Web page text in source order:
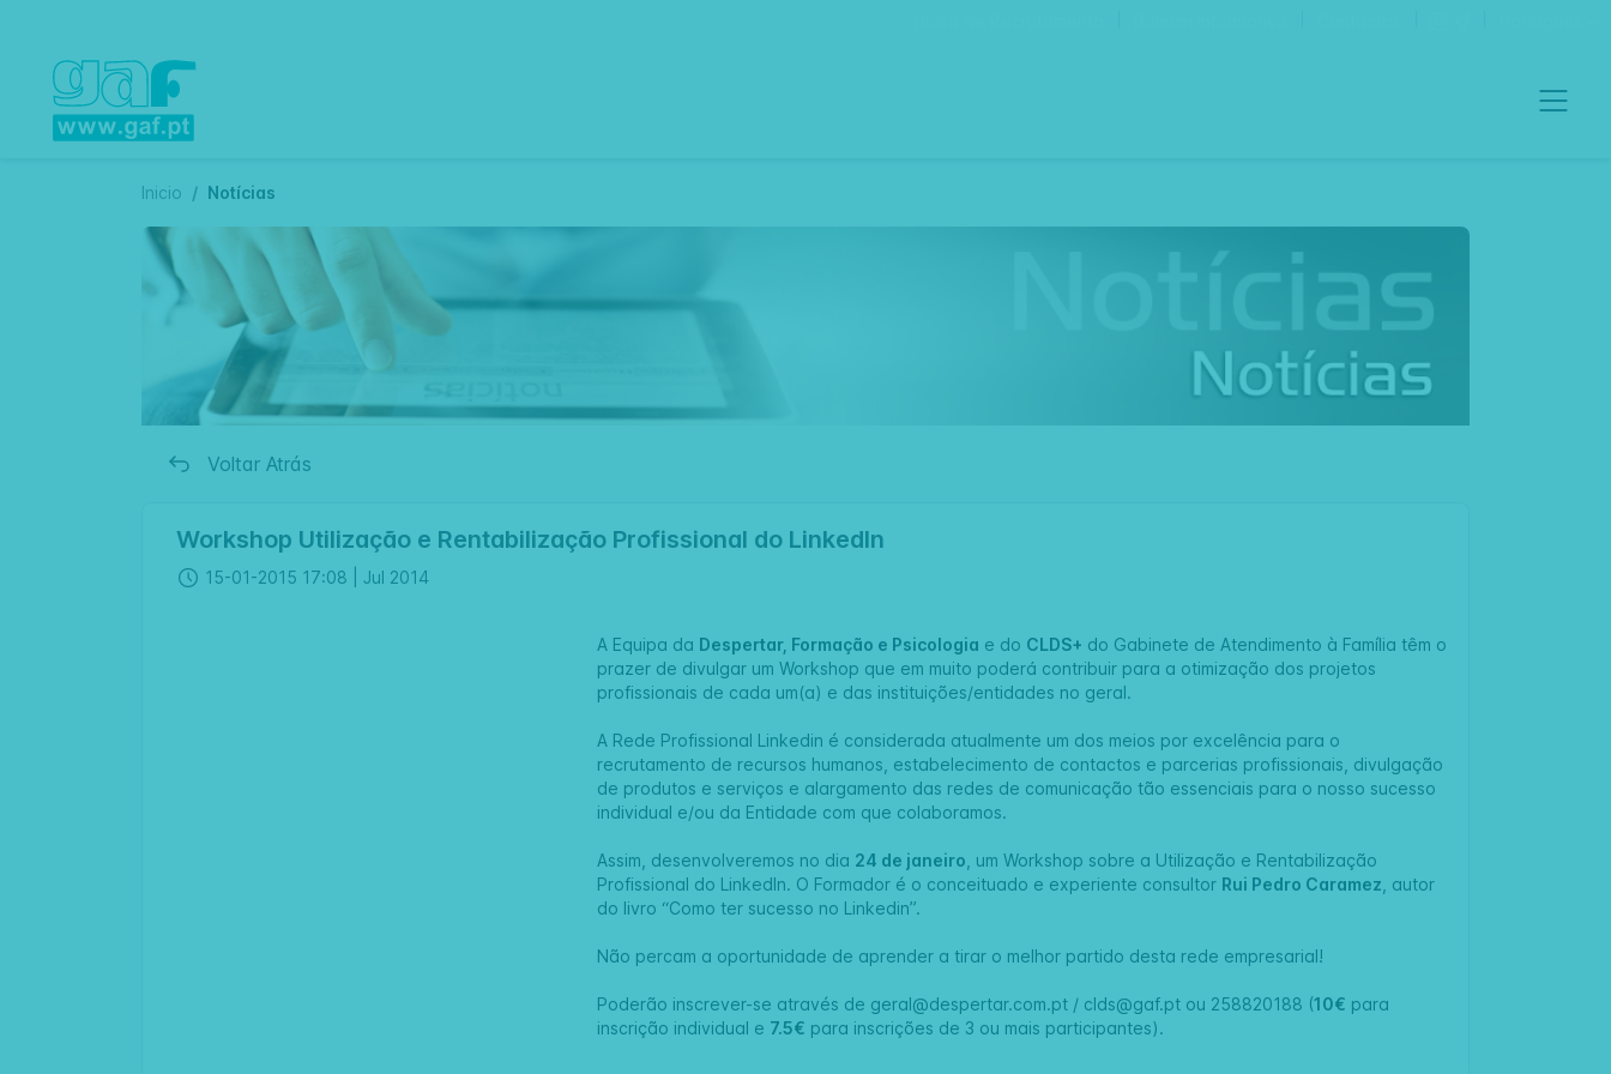
Inicio Notícias
Voltar Atrás
Workshop Utilização e Rentabilização Profissional do LinkedIn
15-01-2015 17:08 | Jul 2014
A Equipa da Despertar, Formação e Psicologia e do CLDS+ do Gabinete de Atendimento à Família têm o
prazer de divulgar um Workshop que em muito poderá contribuir para a otimização dos projetos
profissionais de cada um(a) e das instituições/entidades no geral.
A Rede Profissional Linkedin é considerada atualmente um dos meios por excelência para o
recrutamento de recursos humanos, estabelecimento de contactos e parcerias profissionais, divulgação
de produtos e serviços e alargamento das redes de comunicação tão essenciais para o nosso sucesso
individual e/ou da Entidade com que colaboramos.
Assim, desenvolveremos no dia 24 de janeiro , um Workshop sobre a Utilização e Rentabilização
Profissional do LinkedIn. O Formador é o conceituado e experiente consultor Rui Pedro Caramez , autor
do livro “Como ter sucesso no Linkedin”.
Não percam a oportunidade de aprender a tirar o melhor partido desta rede empresarial!
Poderão inscrever-se através de geral@despertar.com.pt / clds@gaf.pt ou 258820188 (10€ para
inscrição individual e 7.5€ para inscrições de 3 ou mais participantes).